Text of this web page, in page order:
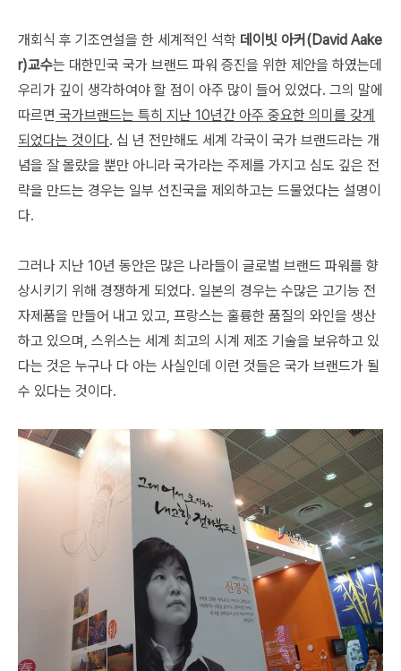
개회식 후 기조연설을 한 세계적인 석학 데이빗 아커(David Aake
r)교수는 대한민국 국가 브랜드 파워 증진을 위한 제안을 하였는데
우리가 깊이 생각하여야 할 점이 아주 많이 들어 있었다. 그의 말에
따르면 국가브랜드는 특히 지난 10년간 아주 중요한 의미를 갖게
되었다는 것이다. 십 년 전만해도 세계 각국이 국가 브랜드라는 개
념을 잘 몰랐을 뿐만 아니라 국가라는 주제를 가지고 심도 깊은 전
략을 만드는 경우는 일부 선진국을 제외하고는 드물었다는 설명이
다.
그러나 지난 10년 동안은 많은 나라들이 글로벌 브랜드 파워를 향
상시키기 위해 경쟁하게 되었다. 일본의 경우는 수많은 고기능 전
자제품을 만들어 내고 있고, 프랑스는 훌륭한 품질의 와인을 생산
하고 있으며, 스위스는 세계 최고의 시계 제조 기술을 보유하고 있
다는 것은 누구나 다 아는 사실인데 이런 것들은 국가 브랜드가 될
수 있다는 것이다.